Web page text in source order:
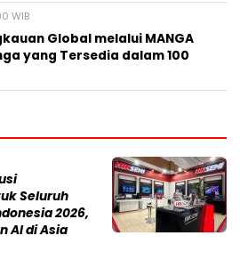
WIB
Global melalui MANGA
yang Tersedia dalam 100
Seluruh
2026,
AI di Asia